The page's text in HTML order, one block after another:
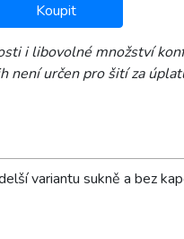
Koupit
i libovolné množství
není určen pro šití za
variantu sukně a bez